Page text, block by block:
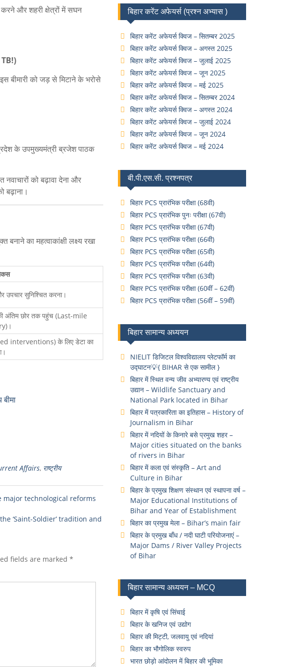
और शहरी क्षेत्रों में सघन
बीमारी को जड़ से मिटाने के भरोसे
के उपमुख्यमंत्री ब्रजेश पाठक
नवाचारों को बढ़ावा देना और
बढ़ाना।
का महत्वाकांक्षी लक्ष्य रखा
उपचार सुनिश्चित करना।
अंतिम छोर तक पहुंच (Last-mile
interventions) के लिए डेटा का
Affairs, राष्ट्रीय
major technological reforms
of the ‘Saint-Soldier’ ​​tradition and
fields are marked *
बिहार करेंट अफेयर्स (प्रश्न अभ्यास )
बिहार करेंट अफेयर्स क्विज – सितम्बर 2025
बिहार करेंट अफेयर्स क्विज – अगस्त 2025
बिहार करेंट अफेयर्स क्विज – जुलाई 2025
बिहार करेंट अफेयर्स क्विज – जून 2025
बिहार करेंट अफेयर्स क्विज – मई 2025
बिहार करेंट अफेयर्स क्विज – सितम्बर 2024
बिहार करेंट अफेयर्स क्विज – अगस्त 2024
बिहार करेंट अफेयर्स क्विज – जुलाई 2024
बिहार करेंट अफेयर्स क्विज – जून 2024
बिहार करेंट अफेयर्स क्विज – मई 2024
बी.पी.एस.सी. प्रश्नपत्र
बिहार PCS प्रारंभिक परीक्षा (68वी)
बिहार PCS प्रारंभिक पुनः परीक्षा (67वी)
बिहार PCS प्रारंभिक परीक्षा (67वी)
बिहार PCS प्रारंभिक परीक्षा (66वी)
बिहार PCS प्रारंभिक परीक्षा (65वी)
बिहार PCS प्रारंभिक परीक्षा (64वी)
बिहार PCS प्रारंभिक परीक्षा (63वी)
बिहार PCS प्रारंभिक परीक्षा (60वीं – 62वीं)
बिहार PCS प्रारंभिक परीक्षा (56वीं – 59वीं)
बिहार सामान्य अध्ययन
NIELIT डिजिटल विश्वविद्यालय प्लेटफॉर्म का
उद्घाटन💡{ BIHAR से एक सामील }
बिहार में स्थित वन्य जीव अभ्यारण्य एवं राष्ट्रीय
उद्यान – Wildlife Sanctuary and
National Park located in Bihar
बिहार में पत्रकारिता का इतिहास – History of
Journalism in Bihar
बिहार में नदियों के किनारे बसे प्रमुख शहर –
Major cities situated on the banks
of rivers in Bihar
बिहार में कला एवं संस्कृति – Art and
Culture in Bihar
बिहार के प्रमुख शिक्षण संस्थान एवं स्थापना वर्ष –
Major Educational Institutions of
Bihar and Year of Establishment
बिहार का प्रमुख मेला – Bihar’s main fair
बिहार के प्रमुख बाँध / नदी घाटी परियोजनाएं –
Major Dams / River Valley Projects
of Bihar
बिहार सामान्य अध्ययन – MCQ
बिहार में कृषि एवं सिंचाई
बिहार के खनिज एवं उद्योग
बिहार की मिट्टी, जलवायु एवं नदियां
बिहार का भौगोलिक स्वरुप
भारत छोड़ो आंदोलन में बिहार की भूमिका